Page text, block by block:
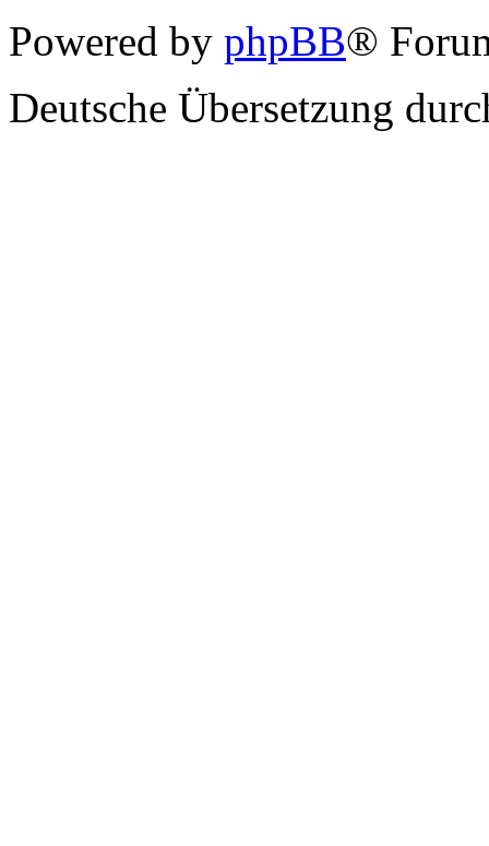
Powered by phpBB®
Deutsche Übersetzung